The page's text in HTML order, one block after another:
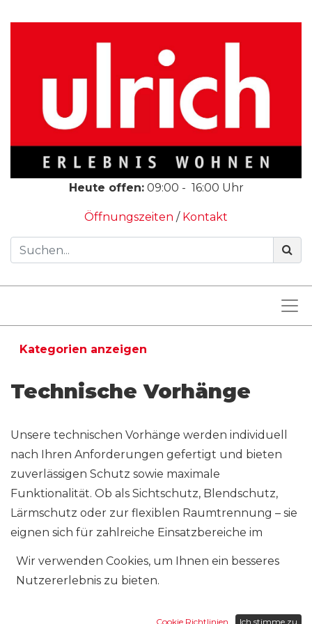
Heute offen: 09:00 - 16:00 Uhr
Öffnungszeiten / Kontakt
Kategorien anzeigen
Technische Vorhänge
Unsere technischen Vorhänge werden individuell
nach Ihren Anforderungen gefertigt und bieten
zuverlässigen Schutz sowie maximale
Funktionalität. Ob als Sichtschutz, Blendschutz,
Lärmschutz oder zur flexiblen Raumtrennung – sie
eignen sich für zahlreiche Einsatzbereiche im
Dank hochwertiger Materialien, präziser
Wir verwenden Cookies, um Ihnen ein besseres
Nutzererlebnis zu bieten.
Cookie Richtlinien Ich stimme zu